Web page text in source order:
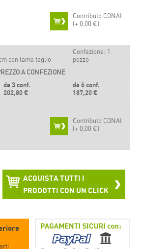
Contributo CONAI
(+ 0,00 €)
con lama taglio
Confezione: 1
pezzo
A CONFEZIONE
da 3 conf.
202,80 €
da 6 conf.
187,20 €
Contributo CONAI
(+ 0,00 €)
ACQUISTA TUTTI I
PRODOTTI CON UN CLICK